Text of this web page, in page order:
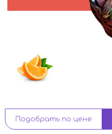
Подобрать по цене